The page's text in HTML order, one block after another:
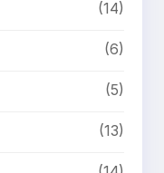
(14)
(6)
(5)
(13)